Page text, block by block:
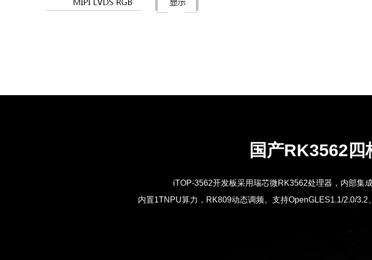
国产RK3562四
iTOP-3562开发板采用瑞芯微RK3562处理器，内部集
内置1TNPU算力，RK809动态调频。支持OpenGLES1.1/2.0/